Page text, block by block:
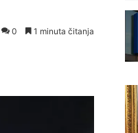
0 1 minuta čitanja